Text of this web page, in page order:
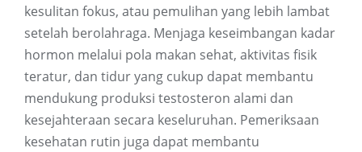
kesulitan fokus, atau pemulihan yang lebih lambat
setelah berolahraga. Menjaga keseimbangan kadar
hormon melalui pola makan sehat, aktivitas fisik
teratur, dan tidur yang cukup dapat membantu
mendukung produksi testosteron alami dan
kesejahteraan secara keseluruhan. Pemeriksaan
kesehatan rutin juga dapat membantu